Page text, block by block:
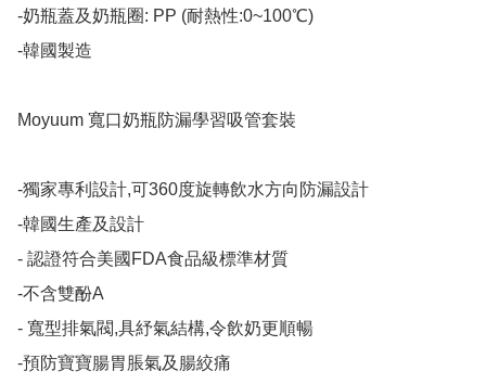
-奶瓶蓋及奶瓶圈: PP (耐熱性:0~100℃)
-韓國製造​
Moyuum 寬口奶瓶防漏學習吸管套裝
-獨家專利設計,可360度旋轉飲水方向防漏設計
-韓國生產及設計
- 認證符合美國FDA食品級標準材質
-不含雙酚A
- 寬型排氣閥,具紓氣結構,令飲奶更順暢
-預防寶寶腸胃脹氣及腸絞痛